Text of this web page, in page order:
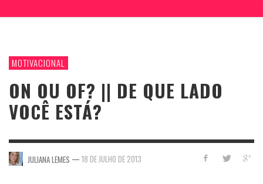
MOTIVACIONAL
ON OU OF? || DE QUE LADO
VOCÊ ESTÁ?
JULIANA LEMES — 18 DE JULHO DE 2013